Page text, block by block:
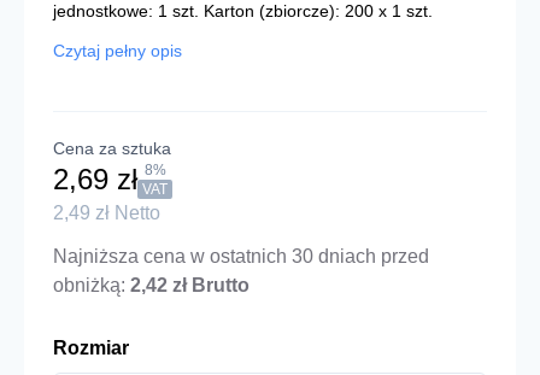
jednostkowe: 1 szt. Karton (zbiorcze): 200 x 1 szt.
Czytaj pełny opis
Cena za sztuka
2,69 zł 8%
VAT
2,49 zł Netto
Najniższa cena w ostatnich 30 dniach przed
obniżką: 2,42 zł Brutto
Rozmiar